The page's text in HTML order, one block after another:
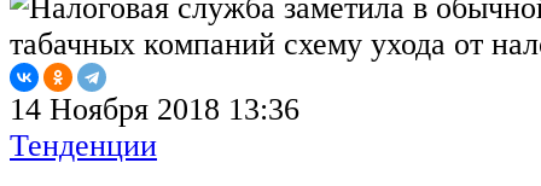
14 Ноября 2018 13:36
Тенденции